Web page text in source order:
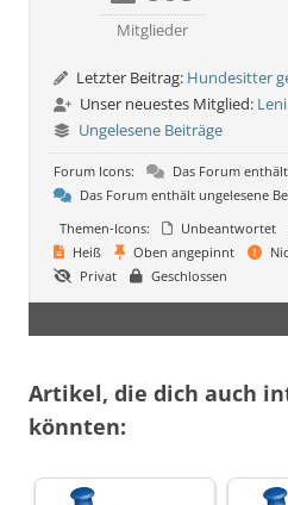
Mitglieder
Letzter Beitrag: Hundesitter
Unser neuestes Mitglied: Leni
Ungelesene Beiträge
Forum Icons:
Das Forum
Das Forum enthält ungelesene
Themen-Icons:
Unbeantwortet
Heiß
Oben angepinnt
Privat
Geschlossen
Artikel, die dich auch
könnten: